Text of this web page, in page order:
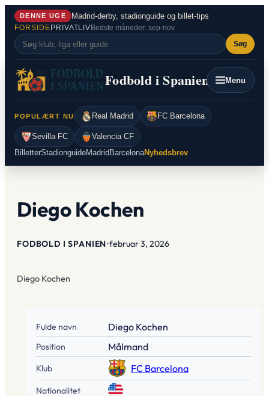
Spring
indhold
DENNE UGE Madrid-derby, stadionguide og billet-tips
FORSIDE PRIVATLIV Bedste måneder: sep-nov
Søg
Fodbold i Spanien Menu
POPULÆRT NU Real Madrid FC Barcelona
Sevilla FC
Valencia CF
BilletterStadionguideMadrid BarcelonaNyhedsbrev
Diego Kochen
FODBOLD I SPANIEN•februar 3, 2026
Diego Kochen
Fulde navn Diego Kochen
Position Målmand
Klub FC Barcelona
Nationalitet